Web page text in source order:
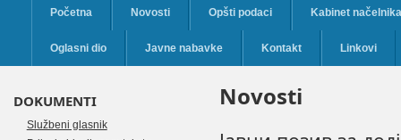
Početna Novosti Opšti podaci Kabinet načelnika
Oglasni dio Javne nabavke Kontakt Linkovi
Novosti
DOKUMENTI
Službeni glasnik